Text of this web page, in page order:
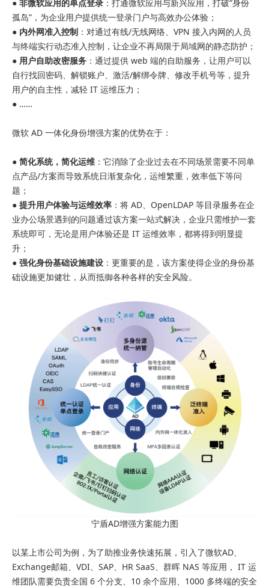
● 非微软应用的单点登录 ：打通微软应用与新兴应用，打破“身份
孤岛”，为企业用户提供统一登录门户与高效办公体验；
● 内外网准入控制 ：对通过有线/无线网络、VPN 接入内网的人员
与终端实行动态准入控制，让企业不再局限于局域网的静态防护；
● 用户自助改密服务 ：通过提供 web 端的自助服务，让用户可以
自行找回密码、解锁账户、激活/解绑令牌、修改手机号等，提升
用户的自主性，减轻 IT 运维压力；
● ……
微软 AD 一体化身份增强方案的优势在于：
● 简化系统，简化运维 ：它消除了企业过去在不同场景需要不同单
点产品/方案而导致系统日渐复杂化，运维繁重，效率低下等问
题；
● 提升用户体验与运维效率 ：将 AD、OpenLDAP 等目录服务在企
业办公场景遇到的问题通过该方案一站式解决，企业只需维护一套
系统即可，无论是用户体验还是 IT 运维效率，都将得到明显提
升；
● 强化身份基础设施建设 ：更重要的是，该方案使得企业的身份基
础设施更加健壮，从而抵御各种各样的安全风险。
宁盾AD增强方案能力图
以某上市公司为例，为了助推业务快速拓展，引入了微软AD、
Exchange邮箱、VDI、SAP、HR SaaS、群晖 NAS 等应用， IT 运
维团队需要负责全国 6 个分支、10 余个应用、1000 多终端的安全